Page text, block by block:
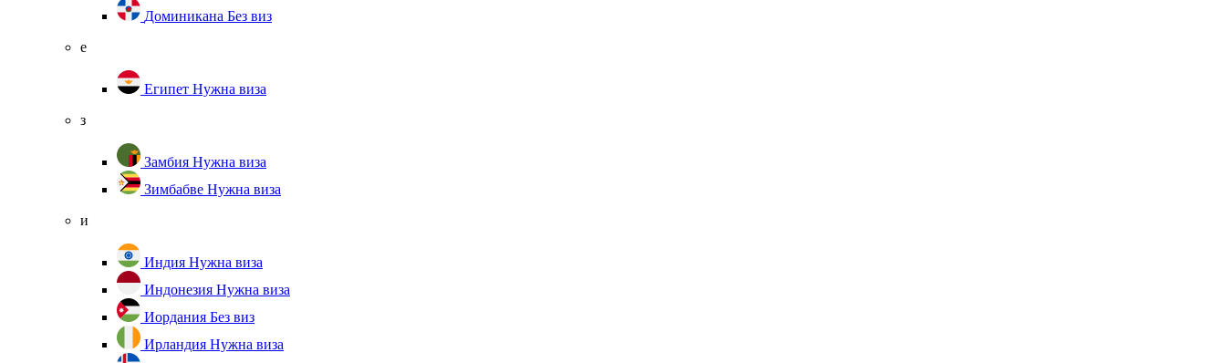
Доминикана Без виз
е
Египет Нужна виза
з
Замбия Нужна виза
Зимбабве Нужна виза
и
Индия Нужна виза
Индонезия Нужна виза
Иордания Без виз
Ирландия Нужна виза